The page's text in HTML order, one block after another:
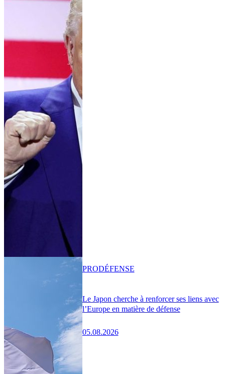
Le Japon cherche à renforcer ses liens avec
l’Europe en matière de défense
05.08.2026
PRODÉFENSE